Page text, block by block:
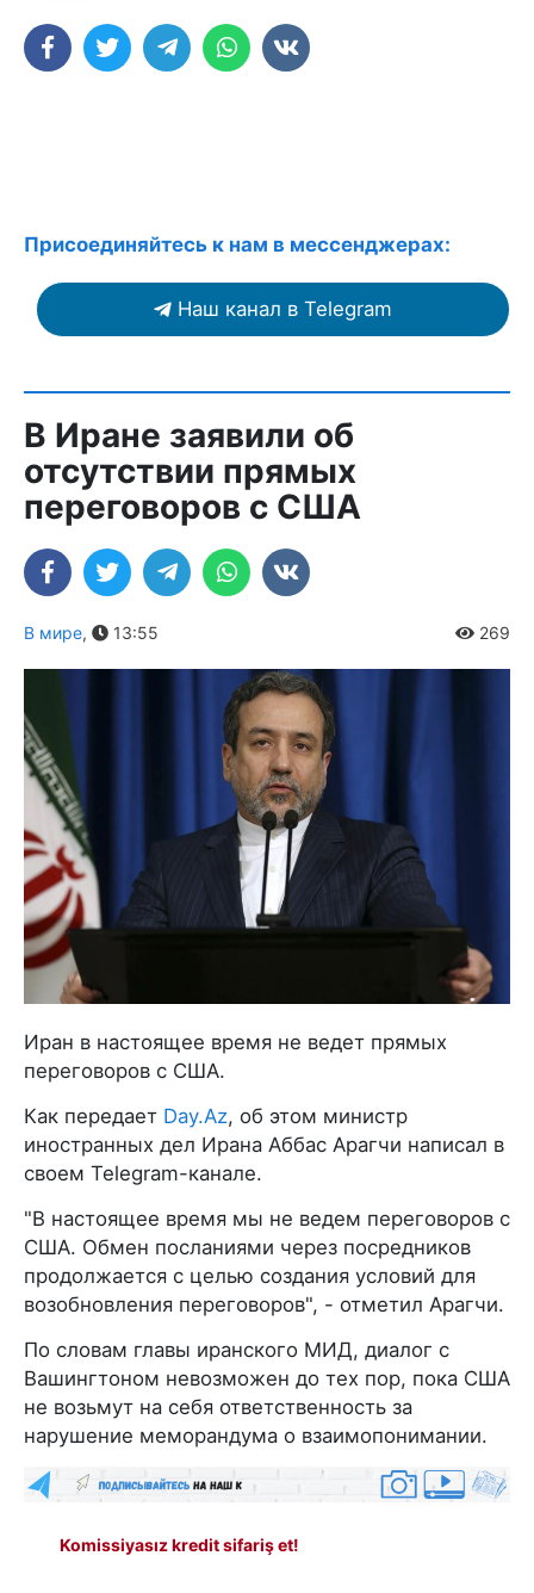
Присоединяйтесь к нам в мессенджерах:
Наш канал в Telegram
В Иране заявили об
отсутствии прямых
переговоров с США
В мире, 13:55 269
Иран в настоящее время не ведет прямых
переговоров с США.
Как передает Day.Az, об этом министр
иностранных дел Ирана Аббас Арагчи написал в
своем Telegram-канале.
"В настоящее время мы не ведем переговоров с
США. Обмен посланиями через посредников
продолжается с целью создания условий для
возобновления переговоров", - отметил Арагчи.
По словам главы иранского МИД, диалог с
Вашингтоном невозможен до тех пор, пока США
не возьмут на себя ответственность за
нарушение меморандума о взаимопонимании.
Komissiyasız kredit sifariş et!